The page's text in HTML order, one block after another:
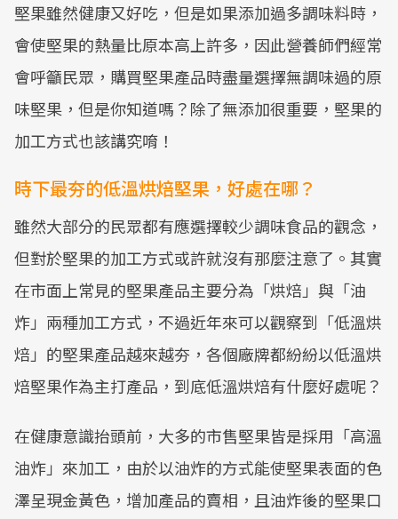
堅果雖然健康又好吃，但是如果添加過多調味料時，
會使堅果的熱量比原本高上許多，因此營養師們經常
會呼籲民眾，購買堅果產品時盡量選擇無調味過的原
味堅果，但是你知道嗎？除了無添加很重要，堅果的
加工方式也該講究唷！
時下最夯的低溫烘焙堅果，好處在哪？
雖然大部分的民眾都有應選擇較少調味食品的觀念，
但對於堅果的加工方式或許就沒有那麼注意了。其實
在市面上常見的堅果產品主要分為「烘焙」與「油
炸」兩種加工方式，不過近年來可以觀察到「低溫烘
焙」的堅果產品越來越夯，各個廠牌都紛紛以低溫烘
焙堅果作為主打產品，到底低溫烘焙有什麼好處呢？
在健康意識抬頭前，大多的市售堅果皆是採用「高溫
油炸」來加工，由於以油炸的方式能使堅果表面的色
澤呈現金黃色，增加產品的賣相，且油炸後的堅果口